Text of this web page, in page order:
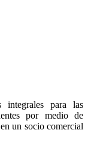
integrales para las
por medio de
un socio comercial